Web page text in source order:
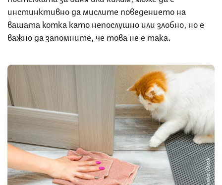
инстинктивно да мислите поведението на
вашата котка като непослушно или злобно, но е
важно да запомните, че това не е така.
Снимка: iStock